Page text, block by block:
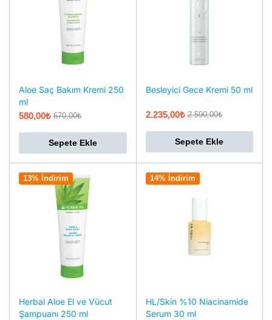
Aloe Saç Bakım Kremi 250
ml
670,00₺
580,00₺
Sepete Ekle
Besleyici Gece Kremi 50 ml
2.590,00₺
2.235,00₺
Sepete Ekle
13% İndirim
Herbal Aloe El ve Vücut
Şampuanı 250 ml
14% İndirim
HL/Skin %10 Niacinamide
Serum 30 ml